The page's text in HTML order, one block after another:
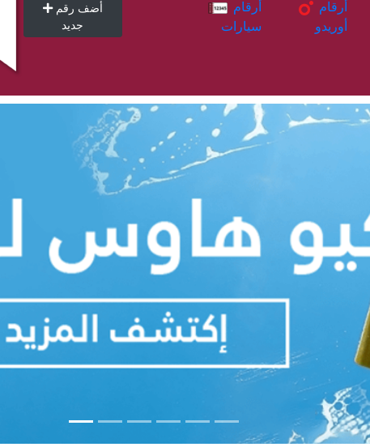
أضف رقم
جديد
سيارات
أوريدو